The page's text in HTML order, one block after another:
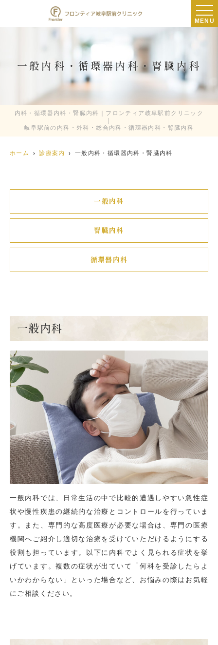
MENU
一般内科・循環器内科・腎臓内科
内科・循環器内科・腎臓内科｜フロンティア岐阜駅前クリニック
岐阜駅前の内科・外科・総合内科・循環器内科・腎臓内科
ホーム 診療案内 一般内科・循環器内科・腎臓内科
一般内科
腎臓内科
循環器内科
一般内科
一般内科では、日常生活の中で比較的遭遇しやすい急性症
状や慢性疾患の継続的な治療とコントロールを行っていま
す。また、専門的な高度医療が必要な場合は、専門の医療
機関へご紹介し適切な治療を受けていただけるようにする
役割も担っています。以下に内科でよく見られる症状を挙
げています。複数の症状が出ていて「何科を受診したらよ
いかわからない」といった場合など、お悩みの際はお気軽
にご相談ください。